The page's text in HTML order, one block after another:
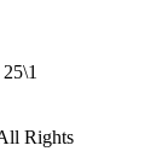
Rights